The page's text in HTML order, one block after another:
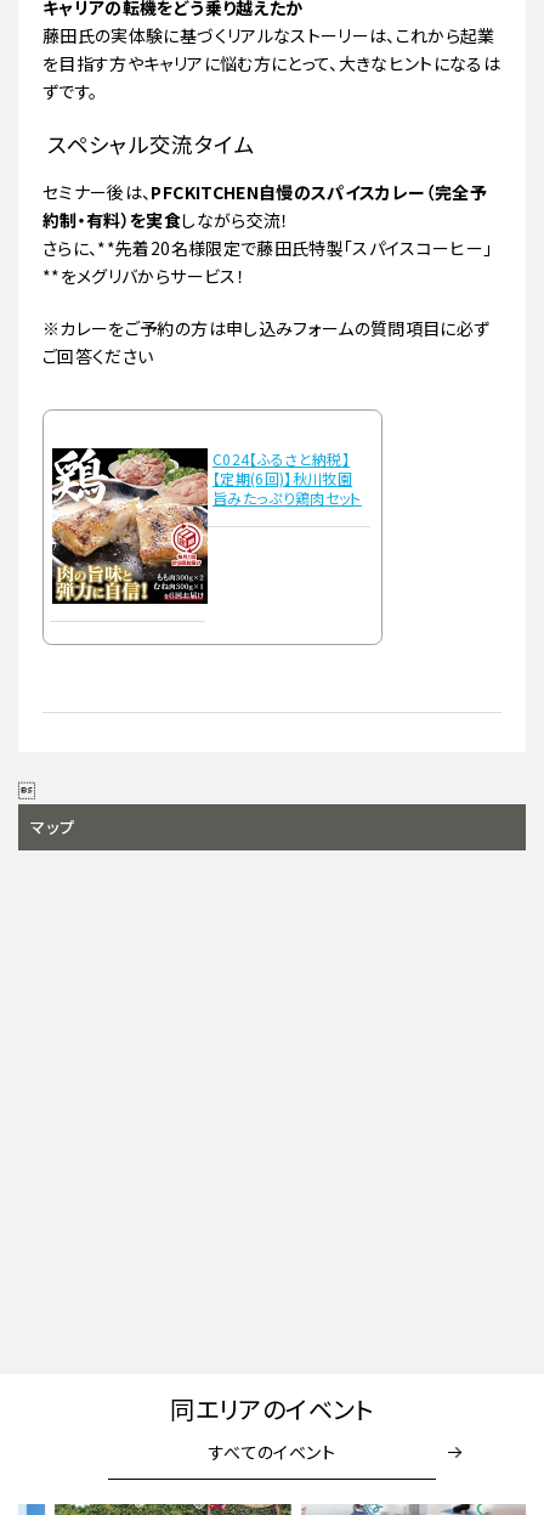
キャリアの転機をどう乗り越えたか
藤田氏の実体験に基づくリアルなストーリーは、これから起業
を目指す方やキャリアに悩む方にとって、大きなヒントになるは
ずです。
スペシャル交流タイム
セミナー後は、 PFCKITCHEN自慢のスパイスカレー（完全予
約制・有料）を実食しながら交流！
さらに、**先着20名様限定で藤田氏特製「スパイスコーヒー」
**をメグリバからサービス！
※カレーをご予約の方は申し込みフォームの質問項目に必ず
ご回答ください
C024【ふるさと納税】
【定期(6回)】秋川牧園
旨みたっぷり鶏肉セット

マップ
同エリアのイベント
すべてのイベント